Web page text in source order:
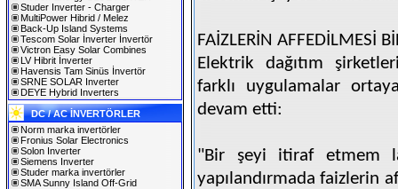
Studer Inverter - Charger
MultiPower Hibrid / Melez
Back-Up Island Systems
Tescom Solar İnverter İnvertör
Victron Easy Solar Combines
LV Hibrit İnverter
Havensis Tam Sinüs İnvertör
SRNE SOLAR Inverter
DEYE Hybrid Inverters
DC / AC İNVERTÖRLER
Norm marka invertörler
Fronius Solar Electronics
Solon Inverter
Siemens Inverter
Studer marka invertörler
SMA Sunny Island Off-Grid
FAİZLERİN AFFEDİLMESİ
Elektrik dağıtım
farklı uygulamalar
devam etti:
"Bir şeyi itiraf etmem
yapılandırmada faizlerin